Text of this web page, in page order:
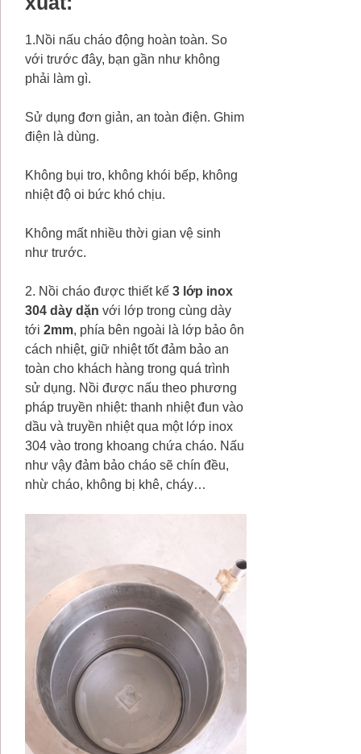
1.Nồi nấu cháo động hoàn toàn. So
với trước đây, bạn gần như không
phải làm gì.
Sử dụng đơn giản, an toàn điện. Ghim
điện là dùng.
Không bụi tro, không khói bếp, không
nhiệt độ oi bức khó chịu.
Không mất nhiều thời gian vệ sinh
như trước.
2. Nồi cháo được thiết kế 3 lớp inox
304 dày dặn với lớp trong cùng dày
tới 2mm, phía bên ngoài là lớp bảo ôn
cách nhiệt, giữ nhiệt tốt đảm bảo an
toàn cho khách hàng trong quá trình
sử dụng. Nồi được nấu theo phương
pháp truyền nhiệt: thanh nhiệt đun vào
dầu và truyền nhiệt qua một lớp inox
304 vào trong khoang chứa cháo. Nấu
như vậy đảm bảo cháo sẽ chín đều,
nhừ cháo, không bị khê, cháy…